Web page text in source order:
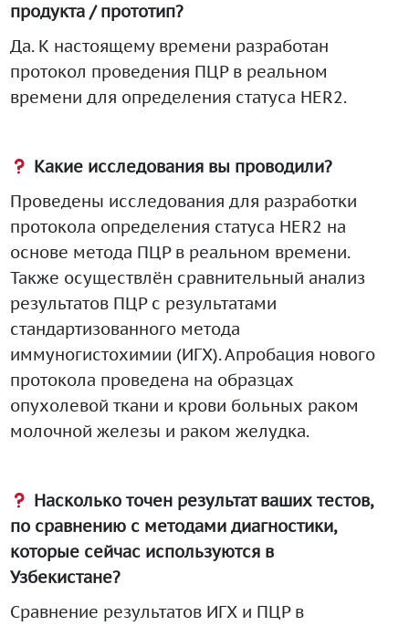
продукта / прототип?
Да. К настоящему времени разработан
протокол проведения ПЦР в реальном
времени для определения статуса HER2.
Какие исследования вы проводили?
Проведены исследования для разработки
протокола определения статуса HER2 на
основе метода ПЦР в реальном времени.
Также осуществлён сравнительный анализ
результатов ПЦР с результатами
стандартизованного метода
иммуногистохимии (ИГХ). Апробация нового
протокола проведена на образцах
опухолевой ткани и крови больных раком
молочной железы и раком желудка.
Насколько точен результат ваших тестов,
по сравнению с методами диагностики,
которые сейчас используются в
Узбекистане?
Сравнение результатов ИГХ и ПЦР в